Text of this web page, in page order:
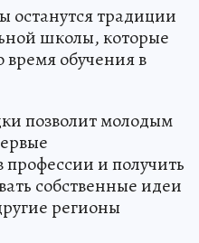
останутся традиции
школы, которые
обучения в
позволит молодым
и получить
собственные идеи
регионы